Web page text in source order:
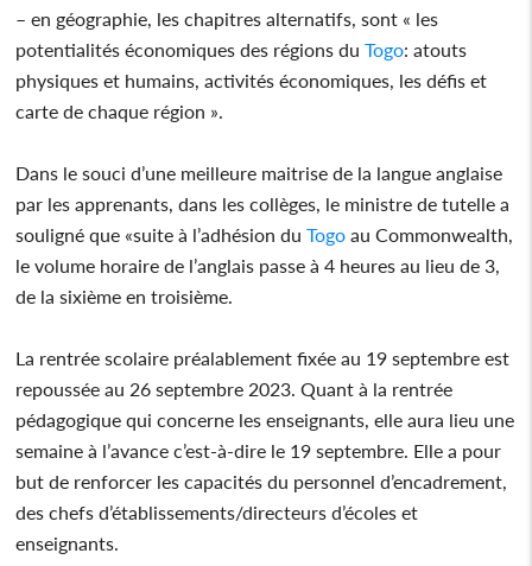
– en géographie, les chapitres alternatifs, sont « les
potentialités économiques des régions duTogo: atouts
physiques et humains, activités économiques, les défis et
carte de chaque région ».
Dans le souci d’une meilleure maitrise de la langue anglaise
par les apprenants, dans les collèges, le ministre de tutelle a
souligné que «suite à l’adhésion duTogo au Commonwealth,
le volume horaire de l’anglais passe à 4 heures au lieu de 3,
de la sixième en troisième.
La rentrée scolaire préalablement fixée au 19 septembre est
repoussée au 26 septembre 2023. Quant à la rentrée
pédagogique qui concerne les enseignants, elle aura lieu une
semaine à l’avance c’est-à-dire le 19 septembre. Elle a pour
but de renforcer les capacités du personnel d’encadrement,
des chefs d’établissements/directeurs d’écoles et
enseignants.